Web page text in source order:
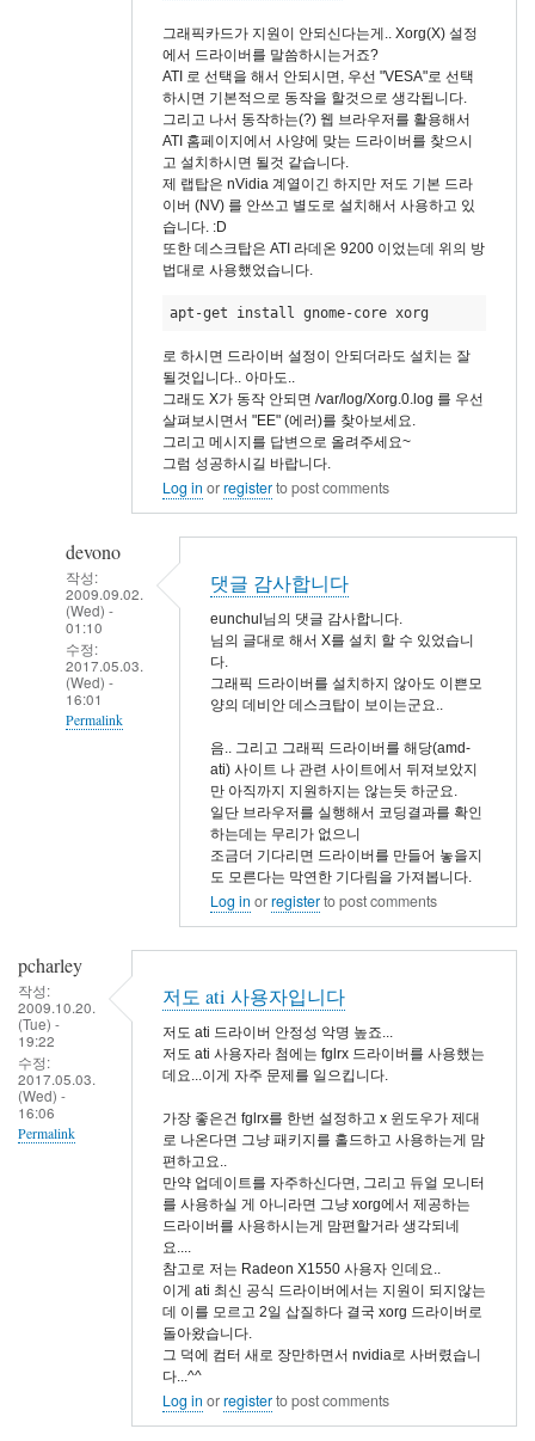
그래픽카드가 지원이 안되신다는게.. Xorg(X) 설정
에서 드라이버를 말씀하시는거죠?
ATI 로 선택을 해서 안되시면, 우선 "VESA"로 선택
하시면 기본적으로 동작을 할것으로 생각됩니다.
그리고 나서 동작하는(?) 웹 브라우저를 활용해서
ATI 홈페이지에서 사양에 맞는 드라이버를 찾으시
고 설치하시면 될것 같습니다.
제 랩탑은 nVidia 계열이긴 하지만 저도 기본 드라
이버 (NV) 를 안쓰고 별도로 설치해서 사용하고 있
습니다. :D
또한 데스크탑은 ATI 라데온 9200 이었는데 위의 방
법대로 사용했었습니다.
apt-get install gnome-core xorg
로 하시면 드라이버 설정이 안되더라도 설치는 잘
될것입니다.. 아마도..
그래도 X가 동작 안되면 /var/log/Xorg.0.log 를 우선
살펴보시면서 "EE" (에러)를 찾아보세요.
그리고 메시지를 답변으로 올려주세요~
그럼 성공하시길 바랍니다.
Log in orregisterto post comments
devono
작성:
2009.09.02.
(Wed) -
01:10
수정:
2017.05.03.
(Wed) -
16:01
Permalink
다
eunchul
댓글 감사합니다
eunchul님의 댓글 감사합니다.
님의 글대로 해서 X를 설치 할 수 있었습니
다.
그래픽 드라이버를 설치하지 않아도 이쁜모
양의 데비안 데스크탑이 보이는군요..
음.. 그리고 그래픽 드라이버를 해당(amd-
ati) 사이트 나 관련 사이트에서 뒤져보았지
만 아직까지 지원하지는 않는듯 하군요.
일단 브라우저를 실행해서 코딩결과를 확인
하는데는 무리가 없으니
조금더 기다리면 드라이버를 만들어 놓을지
도 모른다는 막연한 기다림을 가져봅니다.
Log in orregisterto post comments
pcharley
작성:
2009.10.20.
(Tue) -
19:22
수정:
2017.05.03.
(Wed) -
16:06
Permalink
저도 ati 사용자입니다
저도 ati 드라이버 안정성 악명 높죠...
저도 ati 사용자라 첨에는 fglrx 드라이버를 사용했는
데요...이게 자주 문제를 일으킵니다.
가장 좋은건 fglrx를 한번 설정하고 x 윈도우가 제대
로 나온다면 그냥 패키지를 홀드하고 사용하는게 맘
편하고요..
만약 업데이트를 자주하신다면, 그리고 듀얼 모니터
를 사용하실 게 아니라면 그냥 xorg에서 제공하는
드라이버를 사용하시는게 맘편할거라 생각되네
요....
참고로 저는 Radeon X1550 사용자 인데요..
이게 ati 최신 공식 드라이버에서는 지원이 되지않는
데 이를 모르고 2일 삽질하다 결국 xorg 드라이버로
돌아왔습니다.
그 덕에 컴터 새로 장만하면서 nvidia로 사버렸습니
다...^^
Log in orregisterto post comments